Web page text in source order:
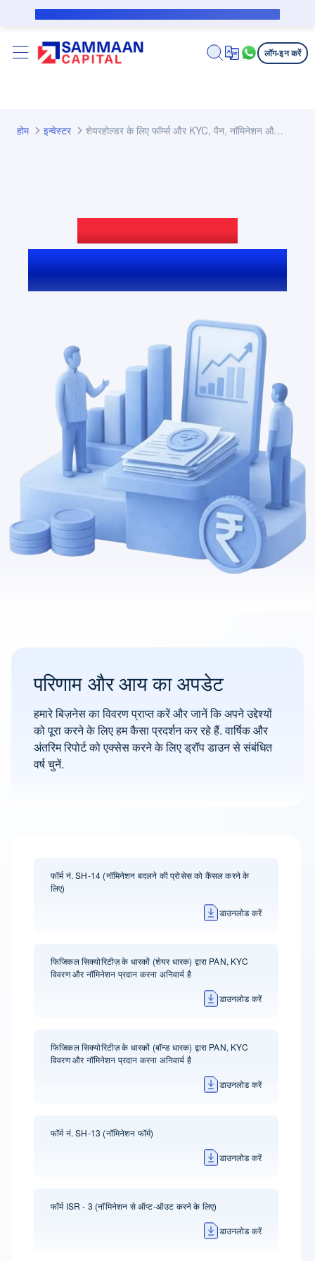
मुख्य कंटेंट पर जाएं
लॉग-इन करें
होम इन्वेस्टर शेयरहोल्डर के लिए फॉर्म्स और KYC, पैन, नॉमिनेशन और अपडेट
पैन, नॉमिनेशन और अपडेट
परिणाम और आय का अपडेट
हमारे बिज़नेस का विवरण प्राप्त करें और जानें कि अपने उद्देश्यों
को पूरा करने के लिए हम कैसा प्रदर्शन कर रहे हैं. वार्षिक और
अंतरिम रिपोर्ट को एक्सेस करने के लिए ड्रॉप डाउन से संबंधित
वर्ष चुनें.
फॉर्म नं. SH-14 (नॉमिनेशन बदलने की प्रोसेस को कैंसल करने के
लिए)
डाउनलोड करें
फिजिकल सिक्योरिटीज़ के धारकों (शेयर धारक) द्वारा PAN, KYC
विवरण और नॉमिनेशन प्रदान करना अनिवार्य है
डाउनलोड करें
फिजिकल सिक्योरिटीज़ के धारकों (बॉन्ड धारक) द्वारा PAN, KYC
विवरण और नॉमिनेशन प्रदान करना अनिवार्य है
डाउनलोड करें
फॉर्म नं. SH-13 (नॉमिनेशन फॉर्म)
डाउनलोड करें
फॉर्म ISR - 3 (नॉमिनेशन से ऑप्ट-ऑउट करने के लिए)
डाउनलोड करें